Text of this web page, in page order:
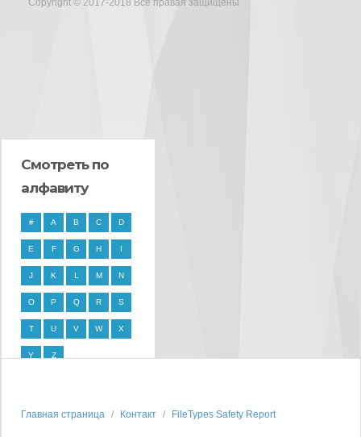
Copyright © 2017-2018 Все правая защищены
Смотреть по
алфавиту
# A B C D
E F G H I
J K L M N
O P Q R S
T U V W X
Y Z
Главная страница Контакт FileTypes Safety Report